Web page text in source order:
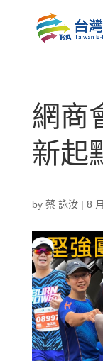
網商
新起
by 蔡 詠汝| 8